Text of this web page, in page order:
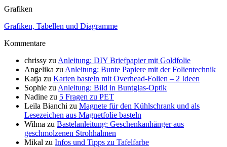
Grafiken
Grafiken, Tabellen und Diagramme
Kommentare
chrissy zu Anleitung: DIY Briefpapier mit Goldfolie
Angelika zu Anleitung: Bunte Papiere mit der Folientechnik
Katja zu Karten basteln mit Overhead-Folien – 2 Ideen
Sophie zu Anleitung: Bild in Buntglas-Optik
Nadine zu 5 Fragen zu PET
Leila Bianchi zu Magnete für den Kühlschrank und als
Lesezeichen aus Magnetfolie basteln
Wilma zu Bastelanleitung: Geschenkanhänger aus
geschmolzenen Strohhalmen
Mikal zu Infos und Tipps zu Tafelfarbe